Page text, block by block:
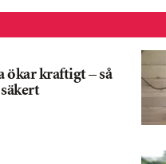
ökar kraftigt – så